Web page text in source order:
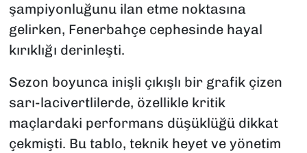
şampiyonluğunu ilan etme noktasına
gelirken, Fenerbahçe cephesinde hayal
kırıklığı derinleşti.
Sezon boyunca inişli çıkışlı bir grafik çizen
sarı-lacivertlilerde, özellikle kritik
maçlardaki performans düşüklüğü dikkat
çekmişti. Bu tablo, teknik heyet ve yönetim